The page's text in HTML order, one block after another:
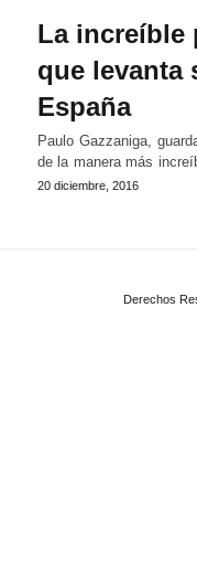
La increíble
que levanta
España
Paulo Gazzaniga,
de la manera más
20 diciembre, 2016
Derechos